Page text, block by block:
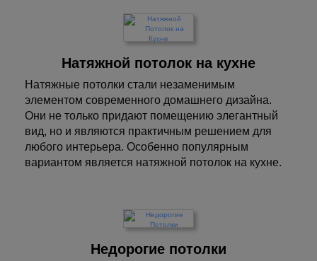
Натяжной потолок на кухне
Натяжные потолки стали незаменимым
элементом современного домашнего дизайна.
Они не только придают помещению элегантный
вид, но и являются практичным решением для
любого интерьера. Особенно популярным
вариантом является натяжной потолок на кухне.
Недорогие потолки